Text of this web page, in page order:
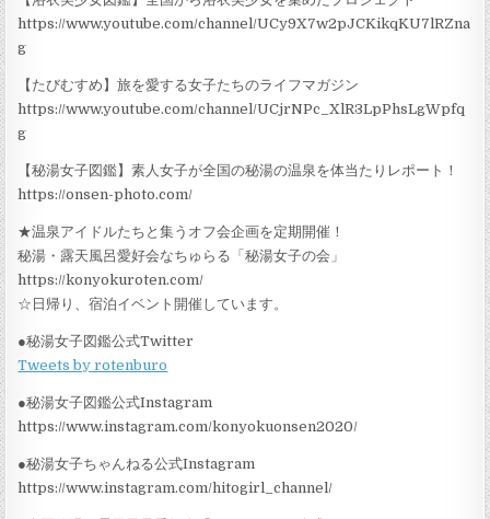
https://www.youtube.com/channel/UCy9X7w2pJCKikqKU7lRZna
g
【たびむすめ】旅を愛する女子たちのライフマガジン
https://www.youtube.com/channel/UCjrNPc_XlR3LpPhsLgWpfq
g
【秘湯女子図鑑】素人女子が全国の秘湯の温泉を体当たりレポート！
https://onsen-photo.com/
★温泉アイドルたちと集うオフ会企画を定期開催！
秘湯・露天風呂愛好会なちゅらる「秘湯女子の会」
https://konyokuroten.com/
☆日帰り、宿泊イベント開催しています。
●秘湯女子図鑑公式Twitter
Tweets by rotenburo
●秘湯女子図鑑公式Instagram
https://www.instagram.com/konyokuonsen2020/
●秘湯女子ちゃんねる公式Instagram
https://www.instagram.com/hitogirl_channel/